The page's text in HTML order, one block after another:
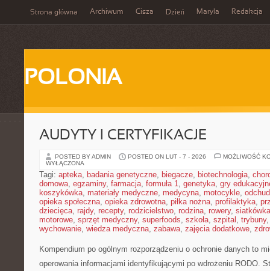
Strona główna Archiwum Cisza Dzień Maryla Redakcja
POLONIA
AUDYTY I CERTYFIKACJE
POSTED BY ADMIN POSTED ON LUT - 7 - 2026
MOŻLIWOŚĆ
WYŁĄCZONA
Tagi: apteka, badania genetyczne, biegacze, biotechnologia,
domowa, egzaminy, farmacja, formuła 1, genetyka, gry
koszykówka, materiały medyczne, medycyna, motocykle,
opieka społeczna, opieka zdrowotna, piłka nożna, profilaktyka,
dziecięca, rajdy, recepty, rodzicielstwo, rodzina, rowery, siatkówka
motorowe, sprzęt medyczny, superfoods, szkoła, szpital , trybuny
wychowanie, wiedza medyczna, zabawa, zajęcia dodatkowe,
Kompendium po ogólnym rozporządzeniu o ochronie danych to
operowania informacjami identyfikującymi po wdrożeniu RODO.